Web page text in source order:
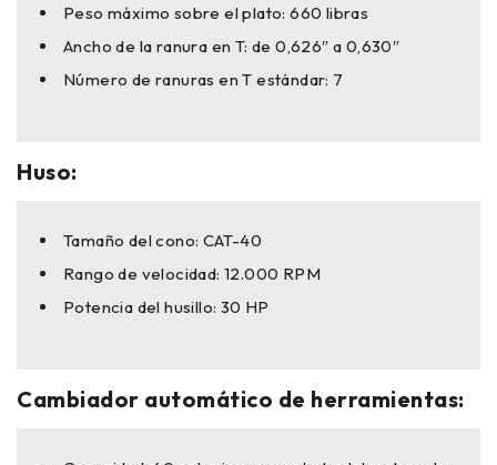
Peso máximo sobre el plato: 660 libras
Ancho de la ranura en T: de 0,626″ a 0,630″
Número de ranuras en T estándar: 7
Huso:
Tamaño del cono: CAT-40
Rango de velocidad: 12.000 RPM
Potencia del husillo: 30 HP
Cambiador automático de herramientas: